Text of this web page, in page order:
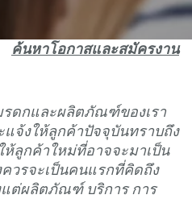
ค้นหาโอกาสและสมัครงาน
รดกและผลิตภัณฑ์ของเรา
แจ้งให้ลูกค้าปัจจุบันทราบถึง
ห้ลูกค้าใหม่ที่อาจจะมาเป็น
วรจะเป็นคนแรกที่คิดถึง
แต่ผลิตภัณฑ์ บริการ การ